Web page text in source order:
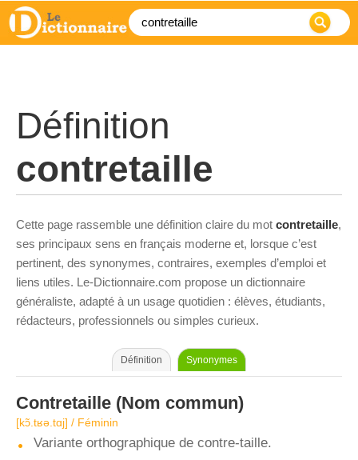
Définition
contretaille
Cette page rassemble une définition claire du mot contretaille,
ses principaux sens en français moderne et, lorsque c’est
pertinent, des synonymes, contraires, exemples d’emploi et
liens utiles. Le-Dictionnaire.com propose un dictionnaire
généraliste, adapté à un usage quotidien : élèves, étudiants,
rédacteurs, professionnels ou simples curieux.
Définition Synonymes
Contretaille (Nom commun)
[kɔ̃.tʁə.tɑj] / Féminin
Variante orthographique de contre-taille.